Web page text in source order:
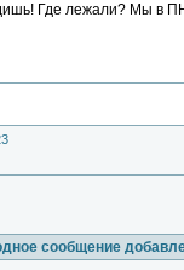
Где лежали? Мы в
сообщение